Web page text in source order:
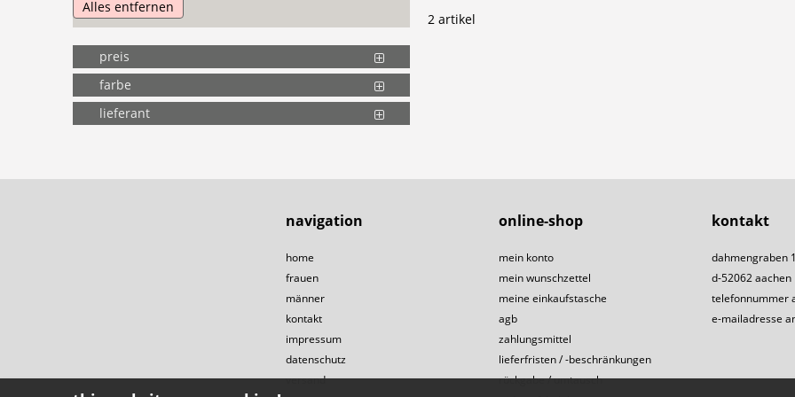
Alles entfernen
preis
farbe
lieferant
2 artikel
navigation
home
frauen
männer
kontakt
impressum
datenschutz
versand
online-shop
mein konto
mein wunschzettel
meine einkaufstasche
agb
zahlungsmittel
lieferfristen / -beschränkungen
rückgabe / umtausch
kontakt
dahmengraben 1
d-52062 aachen
telefonnummer
e-mailadresse